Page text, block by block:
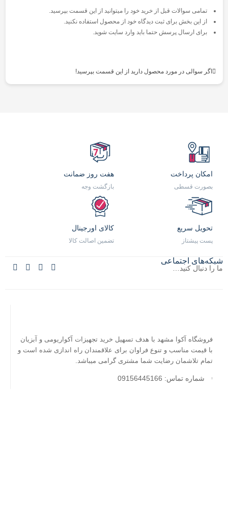
تمامی سوالات قبل از خرید خود را میتوانید از این قسمت بپرسید.
از این بخش برای ثبت دیدگاه خود از محصول استفاده نکنید.
برای ارسال پرسش حتما باید وارد سایت شوید.
اگر سوالی در مورد محصول دارید از این قسمت بپرسید!
امکان پرداخت
بصورت قسطی
هفت روز ضمانت
بازگشت وجه
تحویل سریع
پست پیشتاز
کالای اورجینال
تضمین اصالت کالا
شبکه‌های اجتماعی
ما را دنبال کنید…
فروشگاه آکوا مشهد با هدف تسهیل خرید تجهیزات آکواریومی و آبزیان
با قیمت مناسب و تنوع فراوان برای علاقمندان راه اندازی شده است و
تمام تلاشمان رضایت شما مشتری گرامی میباشد.
شماره تماس: 09156445166